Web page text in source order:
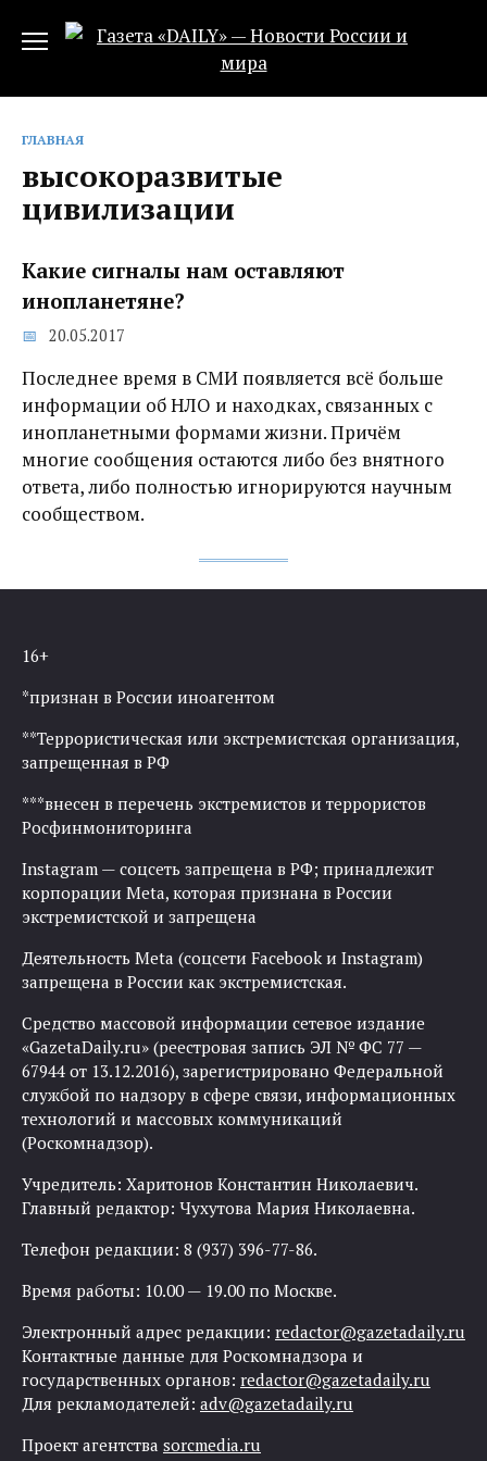
ГЛАВНАЯ
высокоразвитые
цивилизации
Какие сигналы нам оставляют
инопланетяне?
20.05.2017
Последнее время в СМИ появляется всё больше
информации об НЛО и находках, связанных с
инопланетными формами жизни. Причём
многие сообщения остаются либо без внятного
ответа, либо полностью игнорируются научным
сообществом.
16+
*признан в России иноагентом
**Террористическая или экстремистская организация,
запрещенная в РФ
***внесен в перечень экстремистов и террористов
Росфинмониторинга
Instagram — соцсеть запрещена в РФ; принадлежит
корпорации Meta, которая признана в России
экстремистской и запрещена
Деятельность Meta (соцсети Facebook и Instagram)
запрещена в России как экстремистская.
Средство массовой информации сетевое издание
«GazetaDaily.ru» (реестровая запись ЭЛ № ФС 77 —
67944 от 13.12.2016), зарегистрировано Федеральной
службой по надзору в сфере связи, информационных
технологий и массовых коммуникаций
(Роскомнадзор).
Учредитель: Харитонов Константин Николаевич.
Главный редактор: Чухутова Мария Николаевна.
Телефон редакции: 8 (937) 396-77-86.
Время работы: 10.00 — 19.00 по Москве.
Электронный адрес редакции: redactor@gazetadaily.ru
Контактные данные для Роскомнадзора и
государственных органов: redactor@gazetadaily.ru
Для рекламодателей: adv@gazetadaily.ru
Проект агентства sorcmedia.ru